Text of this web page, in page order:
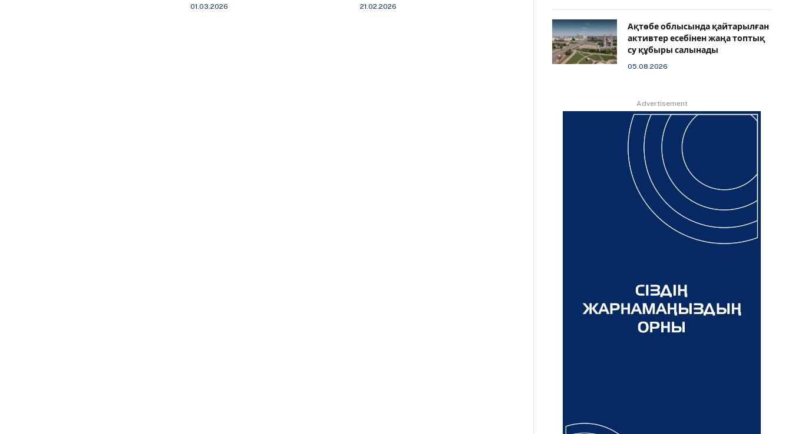
01.03.2026 21.02.2026
Ақтөбе облысында қайтарылған
активтер есебінен жаңа топтық
су құбыры салынады
05.08.2026
Advertisement